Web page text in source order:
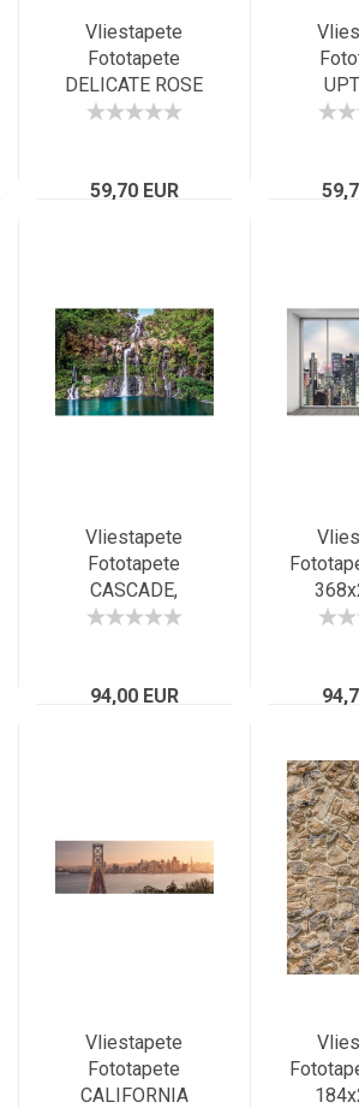
Vliestapete
Fototapete
DELICATE ROSE
184x248
teilig
59,70 EUR
2-
Vliestapete
Fototapete
CASCADE,
Naturschauspiel,
368x248cm
94,00 EUR
Vliestapete
Fototapete
CALIFORNIA